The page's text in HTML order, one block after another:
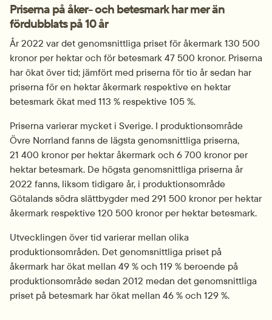
Priserna på åker- och betesmark har mer än
fördubblats på 10 år
År 2022 var det genomsnittliga priset för åkermark 130 500
kronor per hektar och för betesmark 47 500 kronor. Priserna
har ökat över tid; jämfört med priserna för tio år sedan har
priserna för en hektar åkermark respektive en hektar
betesmark ökat med 113 % respektive 105 %.
Priserna varierar mycket i Sverige. I produktionsområde
Övre Norrland fanns de lägsta genomsnittliga priserna,
21 400 kronor per hektar åkermark och 6 700 kronor per
hektar betesmark. De högsta genomsnittliga priserna år
2022 fanns, liksom tidigare år, i produktionsområde
Götalands södra slättbygder med 291 500 kronor per hektar
åkermark respektive 120 500 kronor per hektar betesmark.
Utvecklingen över tid varierar mellan olika
produktionsområden. Det genomsnittliga priset på
åkermark har ökat mellan 49 % och 119 % beroende på
produktionsområde sedan 2012 medan det genomsnittliga
priset på betesmark har ökat mellan 46 % och 129 %.